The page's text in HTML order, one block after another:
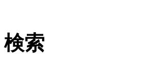
検索